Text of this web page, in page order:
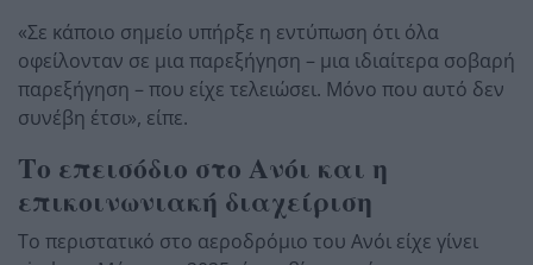
«Σε κάποιο σημείο υπήρξε η εντύπωση ότι όλα
οφείλονταν σε μια παρεξήγηση – μια ιδιαίτερα σοβαρή
παρεξήγηση – που είχε τελειώσει. Μόνο που αυτό δεν
συνέβη έτσι», είπε.
Το επεισόδιο στο Ανόι και η
επικοινωνιακή διαχείριση
Το περιστατικό στο αεροδρόμιο του Ανόι είχε γίνει